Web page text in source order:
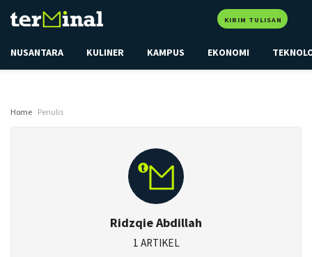
KIRIM TULISAN
NUSANTARA KULINER KAMPUS EKONOMI
Home Penulis
Ridzqie Abdillah
1 ARTIKEL